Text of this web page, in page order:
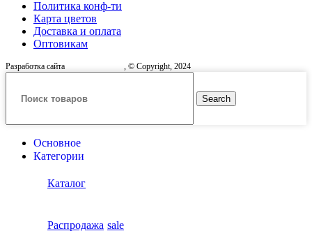
Политика конф-ти
Карта цветов
Доставка и оплата
Оптовикам
Разработка сайта , © Copyright, 2024
Search
Основное
Категории
Каталог
Распродажа sale